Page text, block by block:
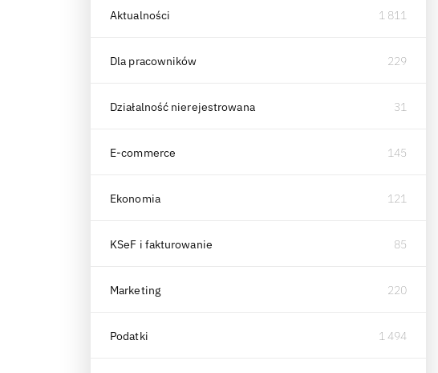
Aktualności 1 811
Dla pracowników 229
Działalność nierejestrowana 31
E-commerce 145
Ekonomia 121
KSeF i fakturowanie 85
Marketing 220
Podatki 1 494